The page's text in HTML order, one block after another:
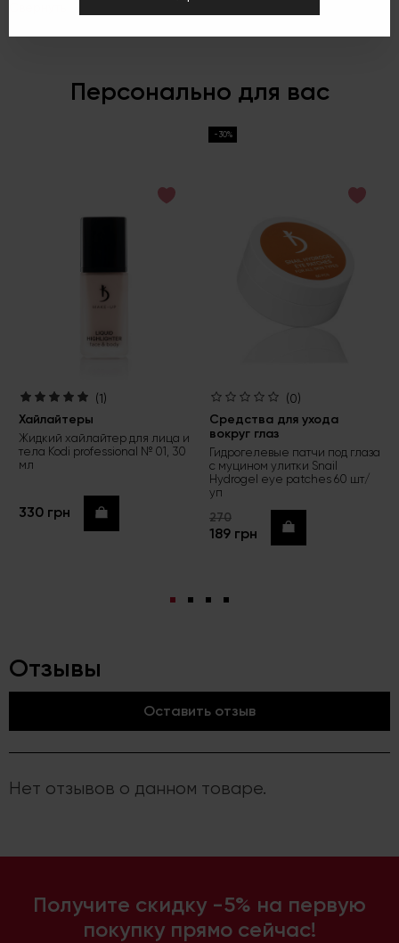
Персонально для вас
(1)
Хайлайтеры
Жидкий хайлайтер для лица и
тела Kodi professional № 01, 30
мл
330 грн Купить
-30%
(0)
Средства для ухода
вокруг глаз
Гидрогелевые патчи под глаза
с муцином улитки Snail
Hydrogel eye patches 60 шт/
уп
270
189 грн Купить
Отзывы
Оставить отзыв
Нет отзывов о данном товаре.
Получите скидку -5% на первую
покупку прямо сейчас!